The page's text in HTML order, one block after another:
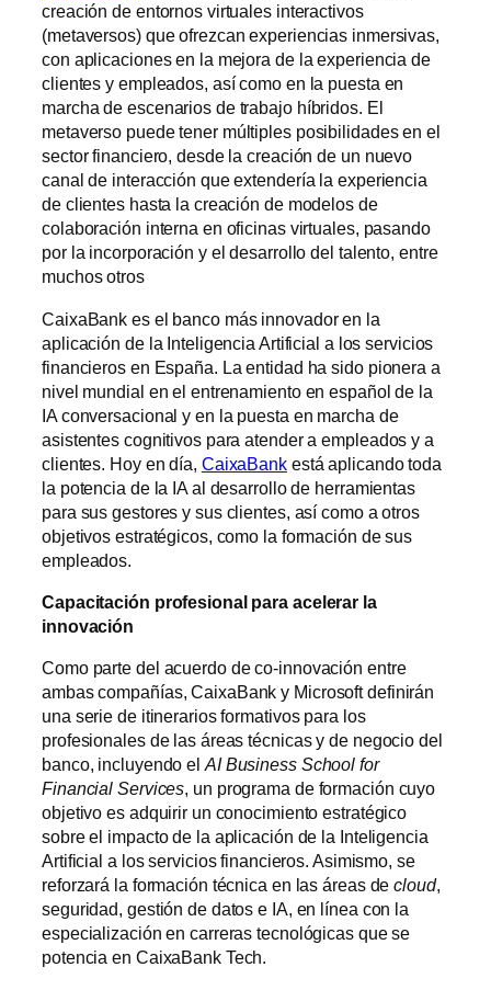
creación de entornos virtuales interactivos
(metaversos) que ofrezcan experiencias inmersivas,
con aplicaciones en la mejora de la experiencia de
clientes y empleados, así como en la puesta en
marcha de escenarios de trabajo híbridos. El
metaverso puede tener múltiples posibilidades en el
sector financiero, desde la creación de un nuevo
canal de interacción que extendería la experiencia
de clientes hasta la creación de modelos de
colaboración interna en oficinas virtuales, pasando
por la incorporación y el desarrollo del talento, entre
muchos otros
CaixaBank es el banco más innovador en la
aplicación de la Inteligencia Artificial a los servicios
financieros en España. La entidad ha sido pionera a
nivel mundial en el entrenamiento en español de la
IA conversacional y en la puesta en marcha de
asistentes cognitivos para atender a empleados y a
clientes. Hoy en día, CaixaBankestá aplicando toda
la potencia de la IA al desarrollo de herramientas
para sus gestores y sus clientes, así como a otros
objetivos estratégicos, como la formación de sus
empleados.
Capacitación profesional para acelerar la
innovación
Como parte del acuerdo de co-innovación entre
ambas compañías, CaixaBank y Microsoft definirán
una serie de itinerarios formativos para los
profesionales de las áreas técnicas y de negocio del
banco, incluyendo el AI Business School for
Financial Services, un programa de formación cuyo
objetivo es adquirir un conocimiento estratégico
sobre el impacto de la aplicación de la Inteligencia
Artificial a los servicios financieros. Asimismo, se
reforzará la formación técnica en las áreas decloud,
seguridad, gestión de datos e IA, en línea con la
especialización en carreras tecnológicas que se
potencia en CaixaBank Tech.